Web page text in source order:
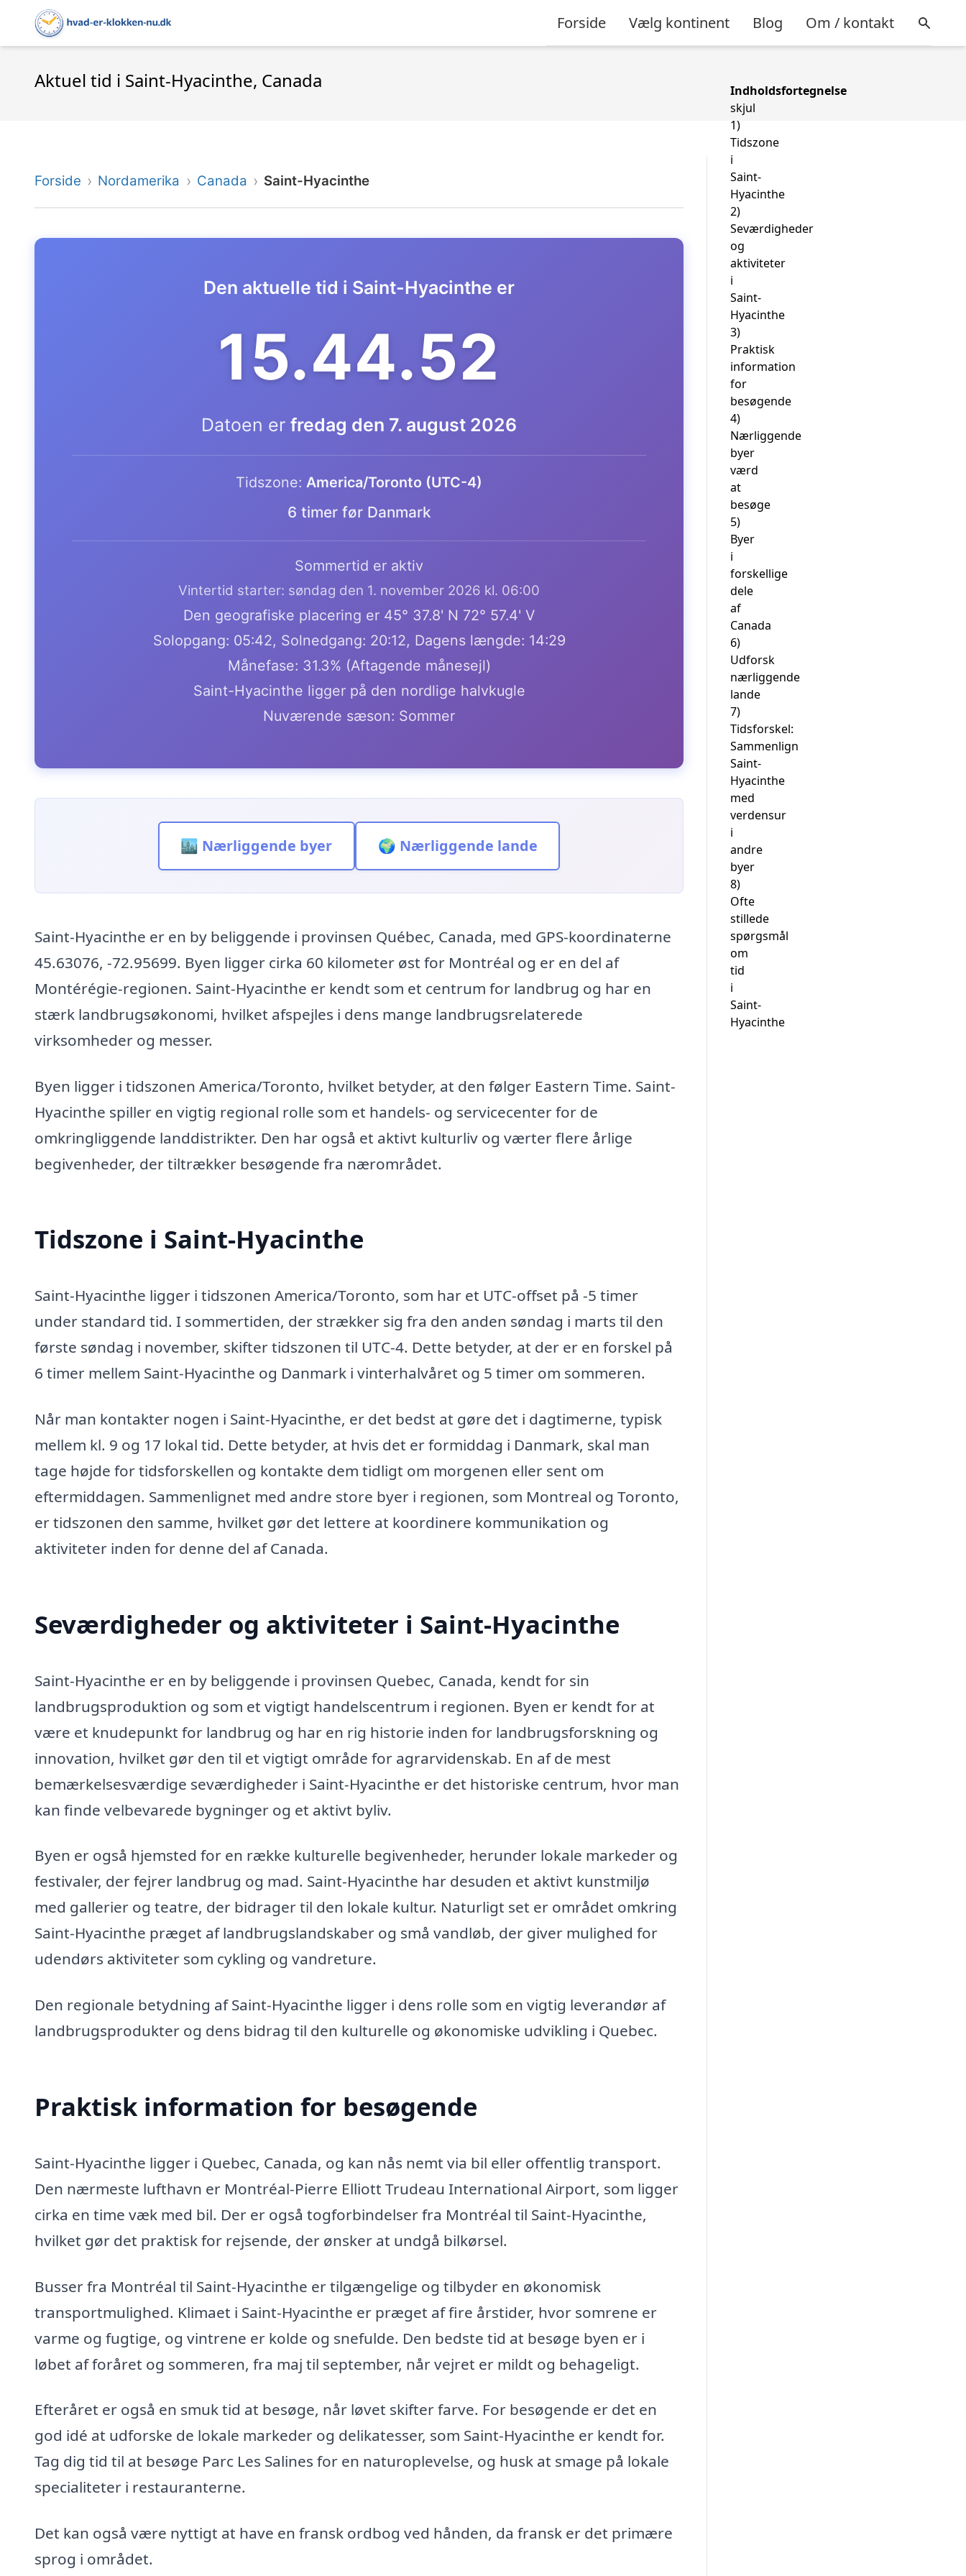
Forside Vælg kontinent Blog Om / kontakt
Aktuel tid i Saint-Hyacinthe, Canada
Forside Nordamerika Canada Saint-Hyacinthe
Den aktuelle tid i Saint-Hyacinthe er
15.44.53
Datoen er fredag den 7. august 2026
Tidszone: America/Toronto (UTC-4)
6 timer før Danmark
Sommertid er aktiv
Vintertid starter: søndag den 1. november 2026 kl. 06:00
Den geografiske placering er 45° 37.8' N 72° 57.4' V
Solopgang: 05:42, Solnedgang: 20:12, Dagens længde: 14:29
Månefase: 31.3% (Aftagende månesejl)
Saint-Hyacinthe ligger på den nordlige halvkugle
Nuværende sæson: Sommer
🏙️ Nærliggende byer 🌍 Nærliggende lande
Saint-Hyacinthe er en by beliggende i provinsen Québec, Canada, med GPS-koordinaterne
45.63076, -72.95699. Byen ligger cirka 60 kilometer øst for Montréal og er en del af
Montérégie-regionen. Saint-Hyacinthe er kendt som et centrum for landbrug og har en
stærk landbrugsøkonomi, hvilket afspejles i dens mange landbrugsrelaterede
virksomheder og messer.
Byen ligger i tidszonen America/Toronto, hvilket betyder, at den følger Eastern Time. Saint-
Hyacinthe spiller en vigtig regional rolle som et handels- og servicecenter for de
omkringliggende landdistrikter. Den har også et aktivt kulturliv og værter flere årlige
begivenheder, der tiltrækker besøgende fra nærområdet.
Tidszone i Saint-Hyacinthe
Saint-Hyacinthe ligger i tidszonen America/Toronto, som har et UTC-offset på -5 timer
under standard tid. I sommertiden, der strækker sig fra den anden søndag i marts til den
første søndag i november, skifter tidszonen til UTC-4. Dette betyder, at der er en forskel på
6 timer mellem Saint-Hyacinthe og Danmark i vinterhalvåret og 5 timer om sommeren.
Når man kontakter nogen i Saint-Hyacinthe, er det bedst at gøre det i dagtimerne, typisk
mellem kl. 9 og 17 lokal tid. Dette betyder, at hvis det er formiddag i Danmark, skal man
tage højde for tidsforskellen og kontakte dem tidligt om morgenen eller sent om
eftermiddagen. Sammenlignet med andre store byer i regionen, som Montreal og Toronto,
er tidszonen den samme, hvilket gør det lettere at koordinere kommunikation og
aktiviteter inden for denne del af Canada.
Seværdigheder og aktiviteter i Saint-Hyacinthe
Saint-Hyacinthe er en by beliggende i provinsen Quebec, Canada, kendt for sin
landbrugsproduktion og som et vigtigt handelscentrum i regionen. Byen er kendt for at
være et knudepunkt for landbrug og har en rig historie inden for landbrugsforskning og
innovation, hvilket gør den til et vigtigt område for agrarvidenskab. En af de mest
bemærkelsesværdige seværdigheder i Saint-Hyacinthe er det historiske centrum, hvor man
kan finde velbevarede bygninger og et aktivt byliv.
Byen er også hjemsted for en række kulturelle begivenheder, herunder lokale markeder og
festivaler, der fejrer landbrug og mad. Saint-Hyacinthe har desuden et aktivt kunstmiljø
med gallerier og teatre, der bidrager til den lokale kultur. Naturligt set er området omkring
Saint-Hyacinthe præget af landbrugslandskaber og små vandløb, der giver mulighed for
udendørs aktiviteter som cykling og vandreture.
Den regionale betydning af Saint-Hyacinthe ligger i dens rolle som en vigtig leverandør af
landbrugsprodukter og dens bidrag til den kulturelle og økonomiske udvikling i Quebec.
Praktisk information for besøgende
Saint-Hyacinthe ligger i Quebec, Canada, og kan nås nemt via bil eller offentlig transport.
Den nærmeste lufthavn er Montréal-Pierre Elliott Trudeau International Airport, som ligger
cirka en time væk med bil. Der er også togforbindelser fra Montréal til Saint-Hyacinthe,
hvilket gør det praktisk for rejsende, der ønsker at undgå bilkørsel.
Busser fra Montréal til Saint-Hyacinthe er tilgængelige og tilbyder en økonomisk
transportmulighed. Klimaet i Saint-Hyacinthe er præget af fire årstider, hvor somrene er
varme og fugtige, og vintrene er kolde og snefulde. Den bedste tid at besøge byen er i
løbet af foråret og sommeren, fra maj til september, når vejret er mildt og behageligt.
Efteråret er også en smuk tid at besøge, når løvet skifter farve. For besøgende er det en
god idé at udforske de lokale markeder og delikatesser, som Saint-Hyacinthe er kendt for.
Tag dig tid til at besøge Parc Les Salines for en naturoplevelse, og husk at smage på lokale
specialiteter i restauranterne.
Det kan også være nyttigt at have en fransk ordbog ved hånden, da fransk er det primære
sprog i området.
Indholdsfortegnelse
skjul
1)
Tidszone
i
Saint-
Hyacinthe
2)
Seværdigheder
og
aktiviteter
i
Saint-
Hyacinthe
3)
Praktisk
information
for
besøgende
4)
Nærliggende
byer
værd
at
besøge
5)
Byer
i
forskellige
dele
af
Canada
6)
Udforsk
nærliggende
lande
7)
Tidsforskel:
Sammenlign
Saint-
Hyacinthe
med
verdensur
i
andre
byer
8)
Ofte
stillede
spørgsmål
om
tid
i
Saint-
Hyacinthe